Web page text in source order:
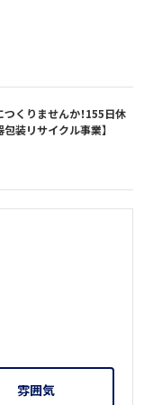
くりませんか！155日休
装リサイクル事業】
雰囲気